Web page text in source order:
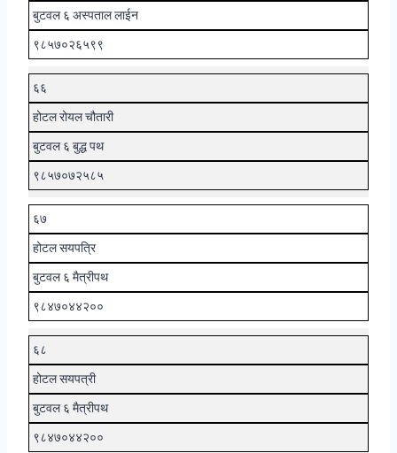
बुटवल ६ अस्पताल लाईन
९८५७०२६५९९
६६
होटल रोयल चौतारी
बुटवल ६ बुद्ध पथ
९८५७०७२५८५
६७
होटल सयपत्रि
बुटवल ६ मैत्रीपथ
९८४७०४४२००
६८
होटल सयपत्री
बुटवल ६ मैत्रीपथ
९८४७०४४२००